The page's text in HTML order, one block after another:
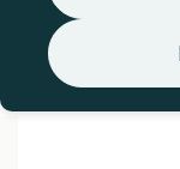
Back to